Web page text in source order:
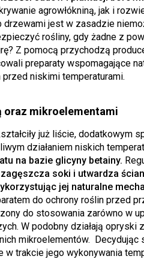
agrowłókniną, jak i
drzewami jest w zasadzie
rośliny, gdy żadne z
Z pomocą przychodzą
preparaty wspomagające
niskimi temperaturami.
oraz mikroelementami
już liście, dodatkowym
działaniem niskich
na bazie glicyny betainy.
soki i utwardza
jej naturalne
do ochrony roślin przed
do stosowania zarówno w
W podobny działają opryski z
mikroelementów. Decydując
w trakcie jego wykonywania